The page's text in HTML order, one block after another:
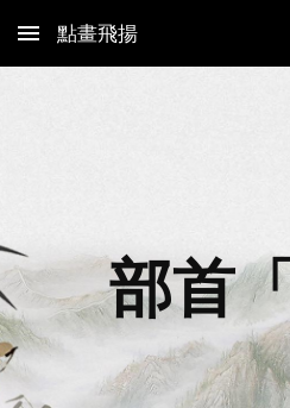
Skip to main content
點畫飛揚
部首